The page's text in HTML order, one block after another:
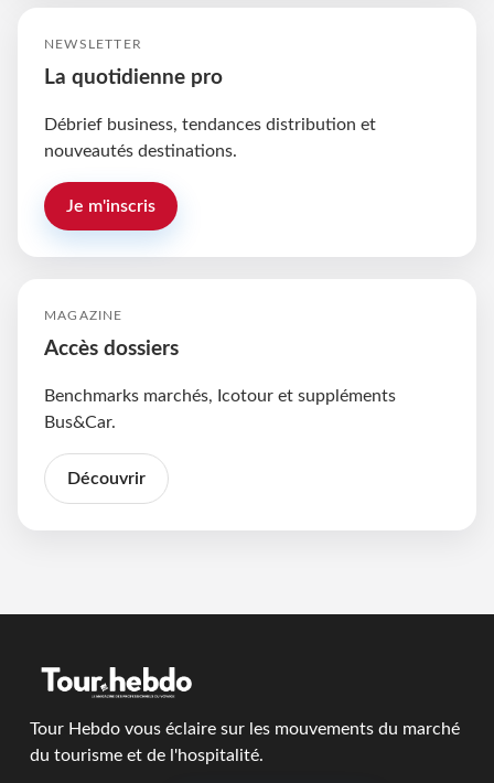
NEWSLETTER
La quotidienne pro
Débrief business, tendances distribution et
nouveautés destinations.
Je m'inscris
MAGAZINE
Accès dossiers
Benchmarks marchés, Icotour et suppléments
Bus&Car.
Découvrir
Tour Hebdo vous éclaire sur les mouvements du marché
du tourisme et de l'hospitalité.